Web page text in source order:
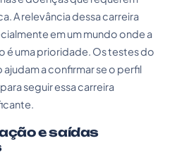
A relevância dessa carreira
em um mundo onde a
é uma prioridade. Os testes do
a confirmar se o perfil
seguir essa carreira
e saídas